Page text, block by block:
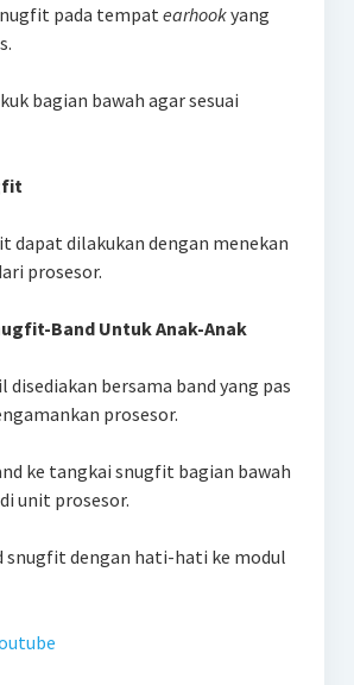
pada tempat earhookyang
bagian bawah agar sesuai
dapat dilakukan dengan menekan
prosesor.
Band Untuk Anak-Anak
bersama band yang pas
prosesor.
ke tangkai snugfit bagian bawah
unit prosesor.
snugfit dengan hati-hati ke modul